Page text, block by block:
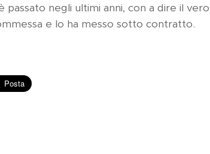
passato negli ultimi anni, con a dire il
e lo ha messo sotto contratto.